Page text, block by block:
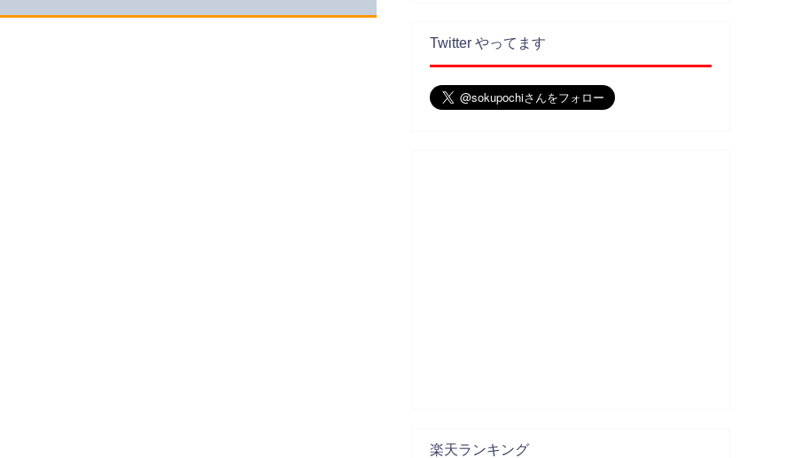
Twitter やってます
楽天ランキング